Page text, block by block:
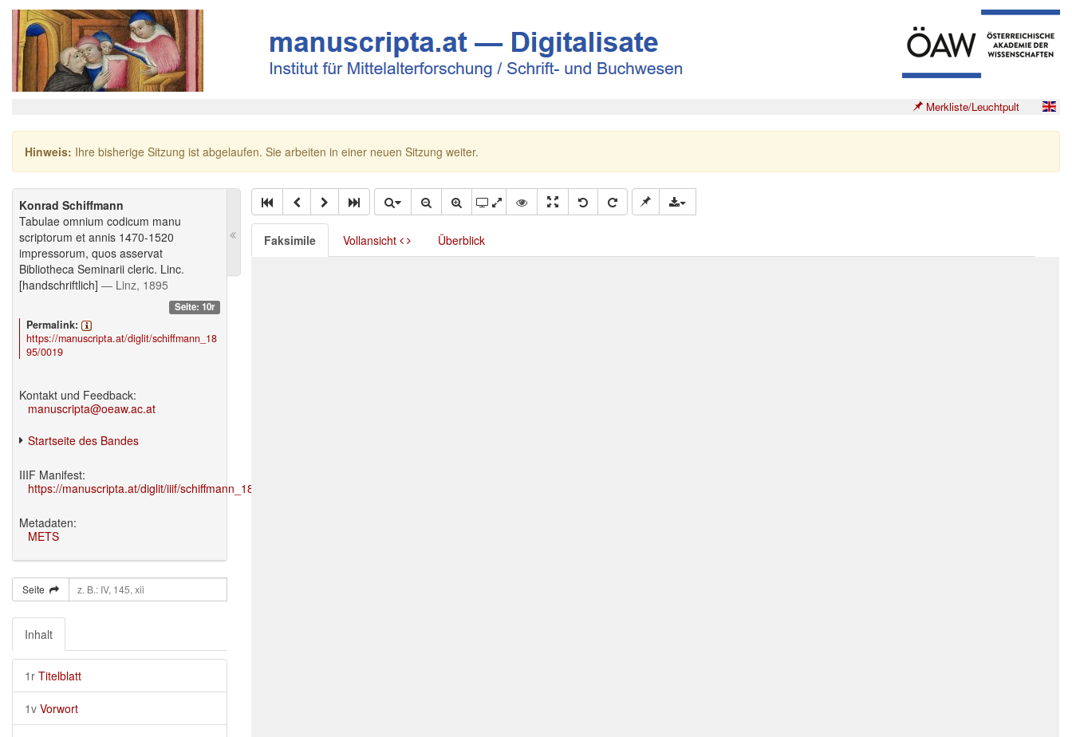
Merkliste/Leuchtpult
Hinweis: Ihre bisherige Sitzung ist abgelaufen. Sie arbeiten in einer neuen Sitzung weiter.
Konrad Schiffmann
Tabulae omnium codicum manu
scriptorum et annis 1470-1520
impressorum, quos asservat
Bibliotheca Seminarii cleric. Linc.
[handschriftlich] — Linz, 1895
Seite: 10r
Permalink:
https://manuscripta.at/diglit/schiffmann_18
95/0019
Kontakt und Feedback:
manuscripta@oeaw.ac.at
Startseite des Bandes
IIIF Manifest:
https://manuscripta.at/diglit/iiif/schiffmann_1895/manifest.json
Metadaten:
METS
Seite
Inhalt
1r Titelblatt
1v Vorwort
Faksimile Vollansicht Überblick